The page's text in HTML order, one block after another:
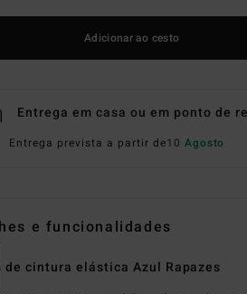
Adicionar ao cesto
Entrega em casa ou em ponto de
Entrega prevista a partir de10 Agosto
e funcionalidades
de cintura elástica Azul Rapazes